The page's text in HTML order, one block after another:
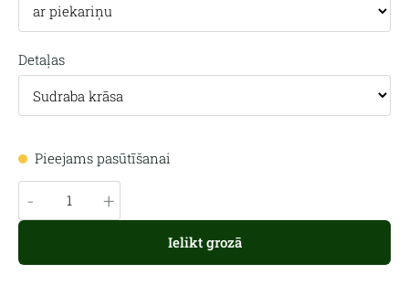
Detaļas
Pieejams pasūtīšanai
- +
Ielikt grozā